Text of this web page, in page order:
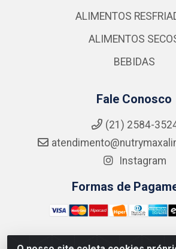
ALIMENTOS
ALIMENTOS
BEBIDAS
Fale Conosco
(21) 2584-
Instagram
Formas de